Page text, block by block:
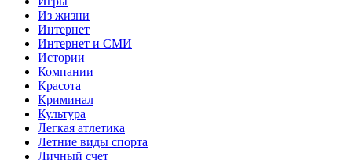
Из жизни
Интернет
Интернет и СМИ
Истории
Компании
Красота
Криминал
Культура
Легкая атлетика
Летние виды спорта
Личный счет